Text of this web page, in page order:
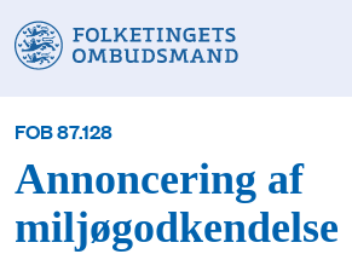
FOB 87.128
Annoncering af
miljøgodkendelse